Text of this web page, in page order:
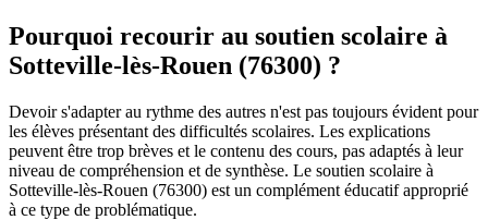
Pourquoi recourir au soutien scolaire à
Sotteville-lès-Rouen (76300) ?
Devoir s'adapter au rythme des autres n'est pas toujours évident pour
les élèves présentant des difficultés scolaires. Les explications
peuvent être trop brèves et le contenu des cours, pas adaptés à leur
niveau de compréhension et de synthèse. Le soutien scolaire à
Sotteville-lès-Rouen (76300) est un complément éducatif approprié
à ce type de problématique.